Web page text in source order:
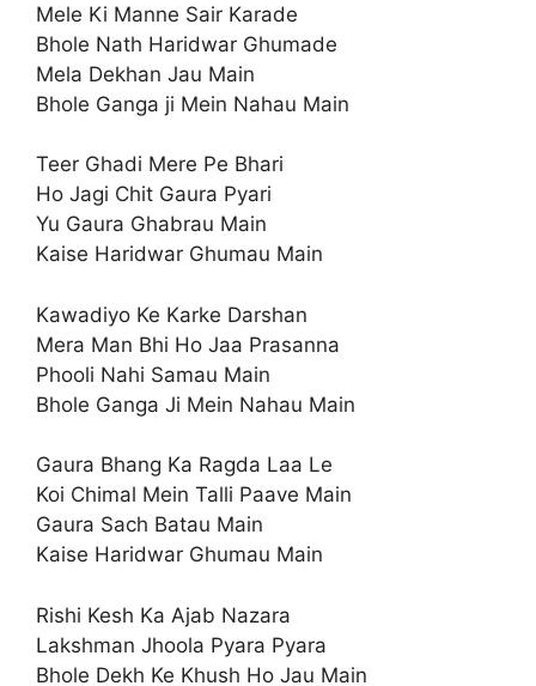
Mele Ki Manne Sair Karade
Bhole Nath Haridwar Ghumade
Mela Dekhan Jau Main
Bhole Ganga ji Mein Nahau Main
Teer Ghadi Mere Pe Bhari
Ho Jagi Chit Gaura Pyari
Yu Gaura Ghabrau Main
Kaise Haridwar Ghumau Main
Kawadiyo Ke Karke Darshan
Mera Man Bhi Ho Jaa Prasanna
Phooli Nahi Samau Main
Bhole Ganga Ji Mein Nahau Main
Gaura Bhang Ka Ragda Laa Le
Koi Chimal Mein Talli Paave Main
Gaura Sach Batau Main
Kaise Haridwar Ghumau Main
Rishi Kesh Ka Ajab Nazara
Lakshman Jhoola Pyara Pyara
Bhole Dekh Ke Khush Ho Jau Main